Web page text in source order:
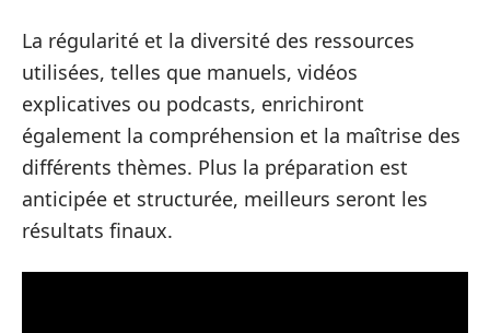
La régularité et la diversité des ressources
utilisées, telles que manuels, vidéos
explicatives ou podcasts, enrichiront
également la compréhension et la maîtrise des
différents thèmes. Plus la préparation est
anticipée et structurée, meilleurs seront les
résultats finaux.